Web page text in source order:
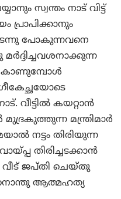
സ്വന്തം നാട് വിട്ട്
നടന്നു പോകുന്നവനെ
കാണുമ്പോൾ
വീട്ടിൽ കയറ്റാൻ
മന്ത്രിമാർ
നട്ടം തിരിയുന്ന
തിരിച്ചടക്കാൻ
ജപ്തി ചെയ്തു
നൊന്തു ആത്മഹത്യ